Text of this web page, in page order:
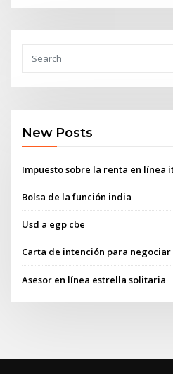
New Posts
Impuesto sobre la renta en línea
Bolsa de la función india
Usd a egp cbe
Carta de intención para
Asesor en línea estrella solitaria